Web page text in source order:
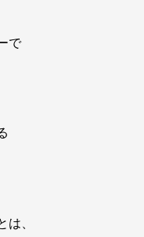
で
は、